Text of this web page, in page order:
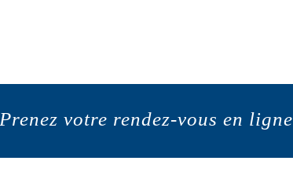
Prenez votre rendez-vous en ligne